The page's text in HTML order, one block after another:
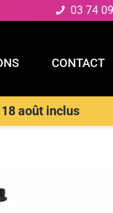
03 74
CONTACT
août inclusCONTACT
E DESIGN